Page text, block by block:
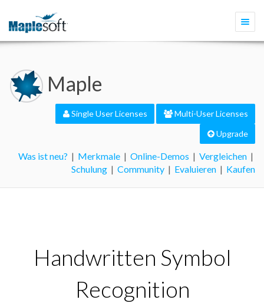
Maple
Single User Licenses
Multi-User Licenses
Upgrade
Was ist neu? | Merkmale | Online-Demos | Vergleichen |
Schulung | Community | Evaluieren | Kaufen
Handwritten Symbol
Recognition